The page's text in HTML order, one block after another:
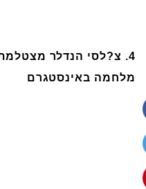
4. צ?לסי הנדלר
מלחמה באינסטגרם